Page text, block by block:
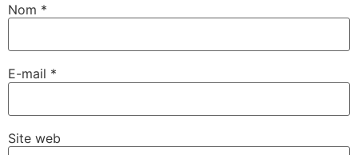
Nom *
E-mail *
Site web